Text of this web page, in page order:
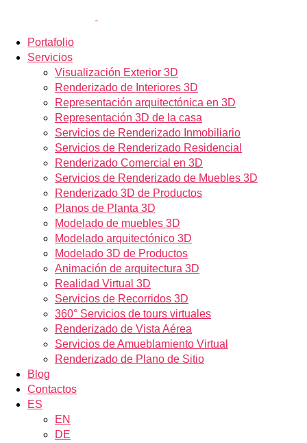
Portafolio
Servicios
Visualización Exterior 3D
Renderizado de Interiores 3D
Representación arquitectónica en 3D
Representación 3D de la casa
Servicios de Renderizado Inmobiliario
Servicios de Renderizado Residencial
Renderizado Comercial en 3D
Servicios de Renderizado de Muebles 3D
Renderizado 3D de Productos
Planos de Planta 3D
Modelado de muebles 3D
Modelado arquitectónico 3D
Modelado 3D de Productos
Animación de arquitectura 3D
Realidad Virtual 3D
Servicios de Recorridos 3D
360° Servicios de tours virtuales
Renderizado de Vista Aérea
Servicios de Amueblamiento Virtual
Renderizado de Plano de Sitio
Blog
Contactos
ES
EN
DE